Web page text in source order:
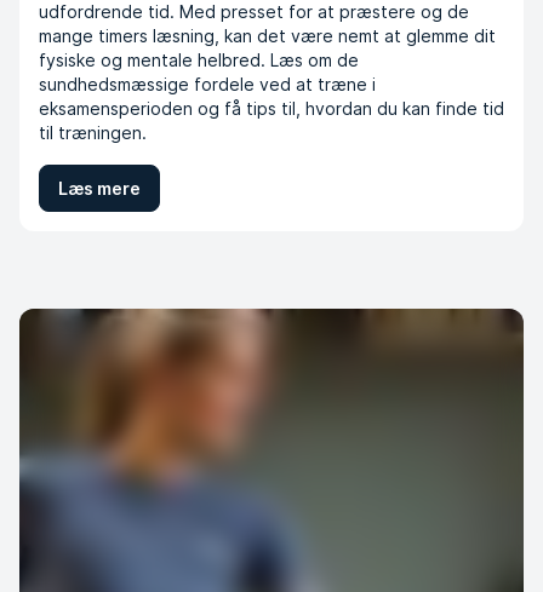
udfordrende tid. Med presset for at præstere og de
mange timers læsning, kan det være nemt at glemme dit
fysiske og mentale helbred. Læs om de
sundhedsmæssige fordele ved at træne i
eksamensperioden og få tips til, hvordan du kan finde tid
til træningen.
Læs mere